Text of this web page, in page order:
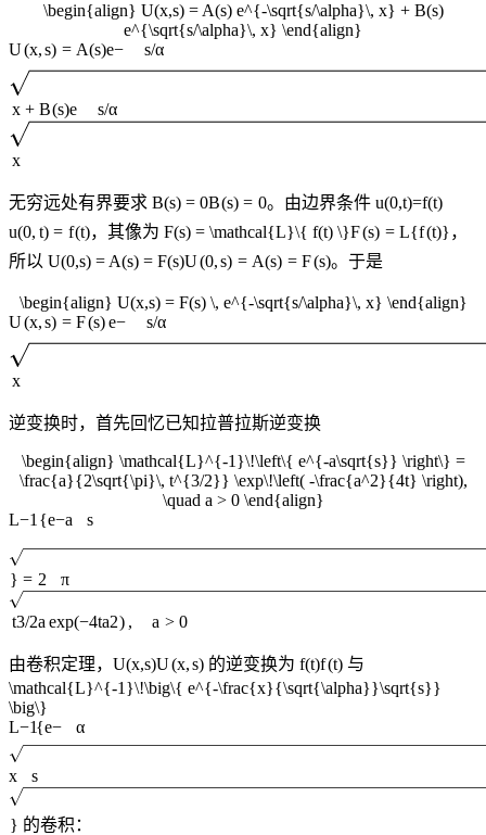
\begin{align} U(x,s) = A(s) e^{-\sqrt{s/\alpha}\, x} + B(s)
e^{\sqrt{s/\alpha}\, x} \end{align}
U(x,s) = A(s)e− s/α
x + B(s)e s/α
x
无穷远处有界要求 B(s) = 0B(s) = 0。由边界条件 u(0,t)=f(t)
u(0, t) = f(t)，其像为F(s) = \mathcal{L}\{ f(t) \}F(s) = L{f(t)}，
所以 U(0,s) = A(s) = F(s)U(0,s) = A(s) = F(s)。于是
\begin{align} U(x,s) = F(s) \, e^{-\sqrt{s/\alpha}\, x} \end{align}
U(x,s) = F(s)e− s/α
x
逆变换时，首先回忆已知拉普拉斯逆变换
\begin{align} \mathcal{L}^{-1}\!\left\{ e^{-a\sqrt{s}} \right\} =
\frac{a}{2\sqrt{\pi}\, t^{3/2}} \exp\!\left( -\frac{a^2}{4t} \right),
\quad a > 0 \end{align}
L−1 {e−a s
} = 2 π
t3/2aexp(−4ta2) , a > 0
由卷积定理， U(x,s)U(x,s) 的逆变换为f(t)f(t) 与
\mathcal{L}^{-1}\!\big\{ e^{-\frac{x}{\sqrt{\alpha}}\sqrt{s}}
\big\}
L−1{e− α
x s
} 的卷积：